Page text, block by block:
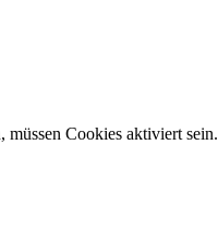
Cookies aktiviert sein.